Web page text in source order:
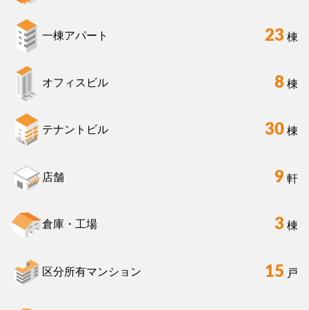
一棟アパート 23 棟
オフィスビル 8 棟
テナントビル 30 棟
店舗 9 軒
倉庫・工場 3 棟
区分所有マンション 15 戸